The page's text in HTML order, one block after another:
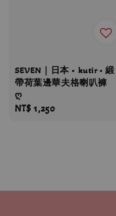
SEVEN｜日本 • kutir • 緞
帶荷葉邊華夫格喇叭褲
ღ
Regular
NT$ 1,250